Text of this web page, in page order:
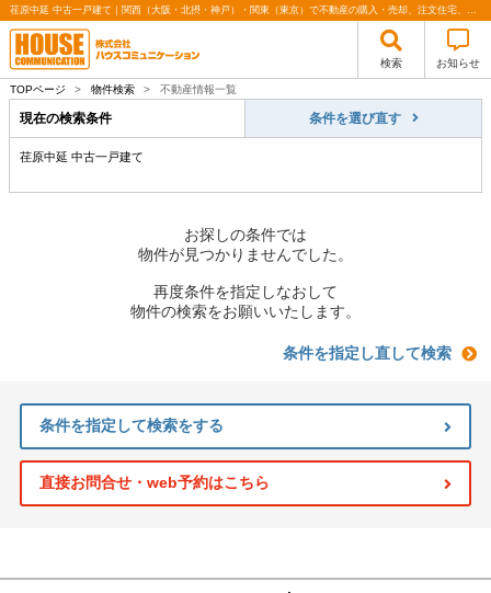
荏原中延 中古一戸建て｜関西（大阪・北摂・神戸）・関東（東京）で不動産の購入・売却、注文住宅、リノベーションの事なら株式会社ハウスコミュニケーション
検索 お知らせ
TOPページ > 物件検索 > 不動産情報一覧
現在の検索条件 条件を選び直す
荏原中延 中古一戸建て
お探しの条件では
物件が見つかりませんでした。
再度条件を指定しなおして
物件の検索をお願いいたします。
条件を指定し直して検索
条件を指定して検索をする
直接お問合せ・web予約はこちら